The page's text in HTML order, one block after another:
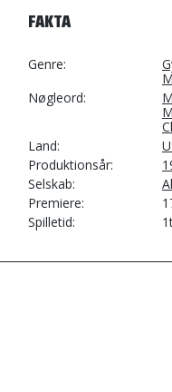
FAKTA
Genre
Nøgleord
Land
Produktionsår
Selskab
Premiere
Spilletid